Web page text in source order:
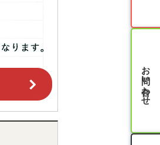
お問い合わせ